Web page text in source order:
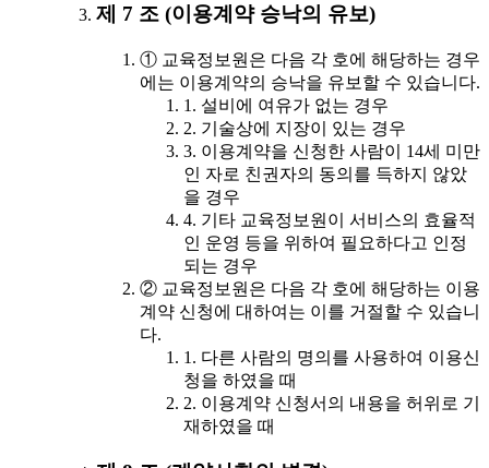
제 7 조 (이용계약 승낙의 유보)
① 교육정보원은 다음 각 호에 해당하는 경우
에는 이용계약의 승낙을 유보할 수 있습니다.
1. 설비에 여유가 없는 경우
2. 기술상에 지장이 있는 경우
3. 이용계약을 신청한 사람이 14세 미만
인 자로 친권자의 동의를 득하지 않았
을 경우
4. 기타 교육정보원이 서비스의 효율적
인 운영 등을 위하여 필요하다고 인정
되는 경우
② 교육정보원은 다음 각 호에 해당하는 이용
계약 신청에 대하여는 이를 거절할 수 있습니
다.
1. 다른 사람의 명의를 사용하여 이용신
청을 하였을 때
2. 이용계약 신청서의 내용을 허위로 기
재하였을 때